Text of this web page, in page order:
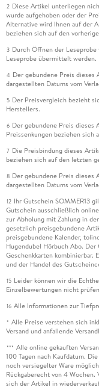
2 Diese Artikel unterliegen
wurde aufgehoben oder der
Alternative wird Ihnen auf der
beziehen sich auf den
3 Durch Öffnen der
Leseprobe übermittelt werden.
4 Der gebundene Preis
dargestellten Datums vom
5 Der Preisvergleich bezieht
Herstellers.
6 Der gebundene Preis dieses
Preissenkungen beziehen sich
7 Die Preisbindung dieses
beziehen sich auf den letzten
8 Der gebundene Preis dieses
dargestellten Datums vom
12 Ihr Gutschein SOMMER13
Gutschein ausschließlich
zur Abholung mit Zahlung in
gesetzlich preisgebundene
preisgebundene Kalender,
Hugendubel Hörbuch Abo.
Geschenkkarten kombinierbar.
und der Handel des
15 Leider können wir die
Einzelbewertungen nicht
16 Alle Informationen zur
* Alle Preise verstehen sich
Versand und anfallende
*** Alle online gekauften
100 Tagen nach Kaufdatum.
noch versiegelter Ware
Rückgaberecht von 4 Wochen.
sich der Artikel in